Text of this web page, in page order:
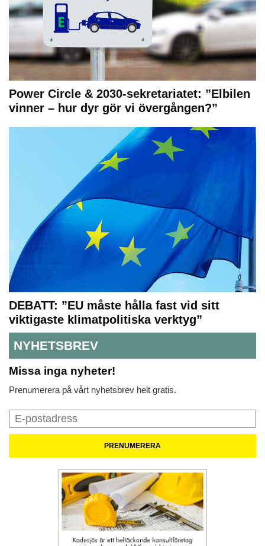
Power Circle & 2030-sekretariatet: ”Elbilen
vinner – hur dyr gör vi övergången?”
DEBATT: ”EU måste hålla fast vid sitt
viktigaste klimatpolitiska verktyg”
NYHETSBREV
Missa inga nyheter!
Prenumerera på vårt nyhetsbrev helt gratis.